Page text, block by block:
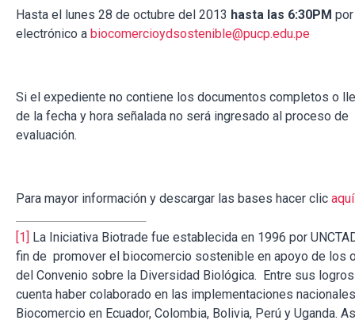
Hasta el lunes 28 de octubre del 2013 hasta las 6:30PM
electrónico a biocomercioydsostenible@pucp.edu.pe
Si el expediente no contiene los documentos completos o
de la fecha y hora señalada no será ingresado al proceso de
evaluación.
Para mayor información y descargar las bases hacer clic aquí
[1] La Iniciativa Biotrade fue establecida en 1996 por
fin de promover el biocomercio sostenible en apoyo de los
del Convenio sobre la Diversidad Biológica. Entre sus
cuenta haber colaborado en las implementaciones
Biocomercio en Ecuador, Colombia, Bolivia, Perú y Uganda.